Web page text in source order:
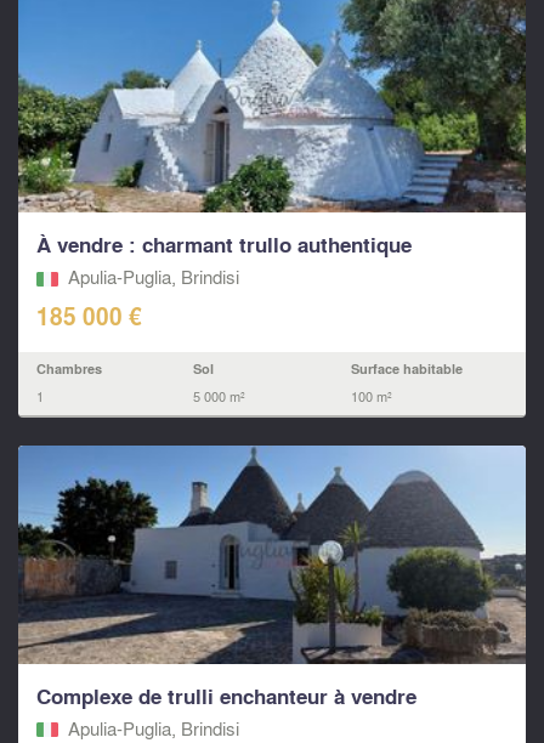
À vendre : charmant trullo authentique
Apulia-Puglia, Brindisi
185 000 €
Chambres
1
Sol
5 000 m²
Surface habitable
100 m²
Complexe de trulli enchanteur à vendre
Apulia-Puglia, Brindisi